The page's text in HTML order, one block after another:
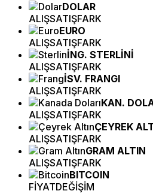
DOLAR
ALIŞSATIŞFARK
EURO
ALIŞSATIŞFARK
İNG. STERLİNİ
ALIŞSATIŞFARK
İSV. FRANGI
ALIŞSATIŞFARK
KAN.
ALIŞSATIŞFARK
ÇEYREK
ALIŞSATIŞFARK
GRAM ALTIN
ALIŞSATIŞFARK
BITCOIN
FİYATDEĞİŞİM